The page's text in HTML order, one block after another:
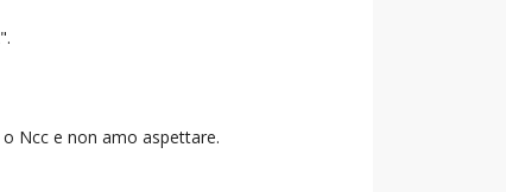
".
Ncc e non amo aspettare.